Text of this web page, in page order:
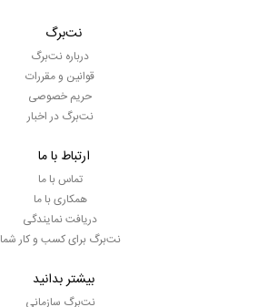
نت‌برگ
درباره نت‌برگ
قوانین و مقررات
حریم خصوصی
نت‌برگ در اخبار
ارتباط با ما
تماس با ما
همکاری با ما
دریافت نمایندگی
نت‌برگ برای کسب و کار شما
بیشتر بدانید
نت‌برگ سازمانی